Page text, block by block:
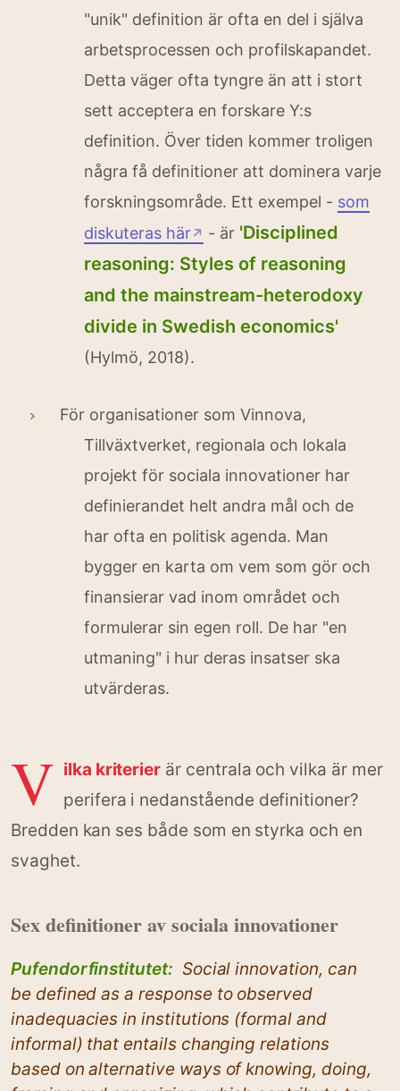
"unik" definition är ofta en del i själva
arbetsprocessen och profilskapandet.
Detta väger ofta tyngre än att i stort
sett acceptera en forskare Y:s
definition. Över tiden kommer troligen
några få definitioner att dominera varje
forskningsområde. Ett exempel - som
diskuteras här↗ - är 'Disciplined
reasoning: Styles of reasoning
and the mainstream-heterodoxy
divide in Swedish economics'
(Hylmö, 2018).
För organisationer som Vinnova,
Tillväxtverket, regionala och lokala
projekt för sociala innovationer har
definierandet helt andra mål och de
har ofta en politisk agenda. Man
bygger en karta om vem som gör och
finansierar vad inom området och
formulerar sin egen roll. De har "en
utmaning" i hur deras insatser ska
utvärderas.
V ilka kriterier är centrala och vilka är mer
perifera i nedanstående definitioner?
Bredden kan ses både som en styrka och en
svaghet.
Sex definitioner av sociala innovationer
Pufendorfinstitutet: Social innovation, can
be defined as a response to observed
inadequacies in institutions (formal and
informal) that entails changing relations
based on alternative ways of knowing, doing,